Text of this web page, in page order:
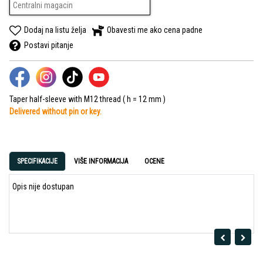
Centralni magacin
Dodaj na listu želja
Obavesti me ako cena padne
Postavi pitanje
Taper half-sleeve with M12 thread ( h = 12 mm )
Delivered without pin or key.
SPECIFIKACIJE VIŠE INFORMACIJA OCENE
Opis nije dostupan